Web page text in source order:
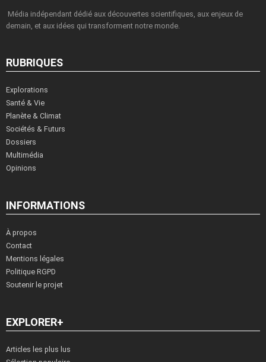
Média indépendant dédié aux découvertes scientifiques, aux enjeux de
demain, et aux idées qui transforment notre monde.
RUBRIQUES
Explorations
Santé & Vie
Planète & Climat
Sociétés & Futurs
Dossiers
Multimédia
Opinions
INFORMATIONS
À propos
Contact
Mentions légales
Politique RGPD
Soutenir le projet
EXPLORER+
Articles les plus lus